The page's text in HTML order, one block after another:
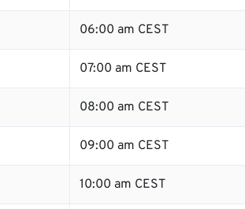
06:00 am CEST
07:00 am CEST
08:00 am CEST
09:00 am CEST
10:00 am CEST